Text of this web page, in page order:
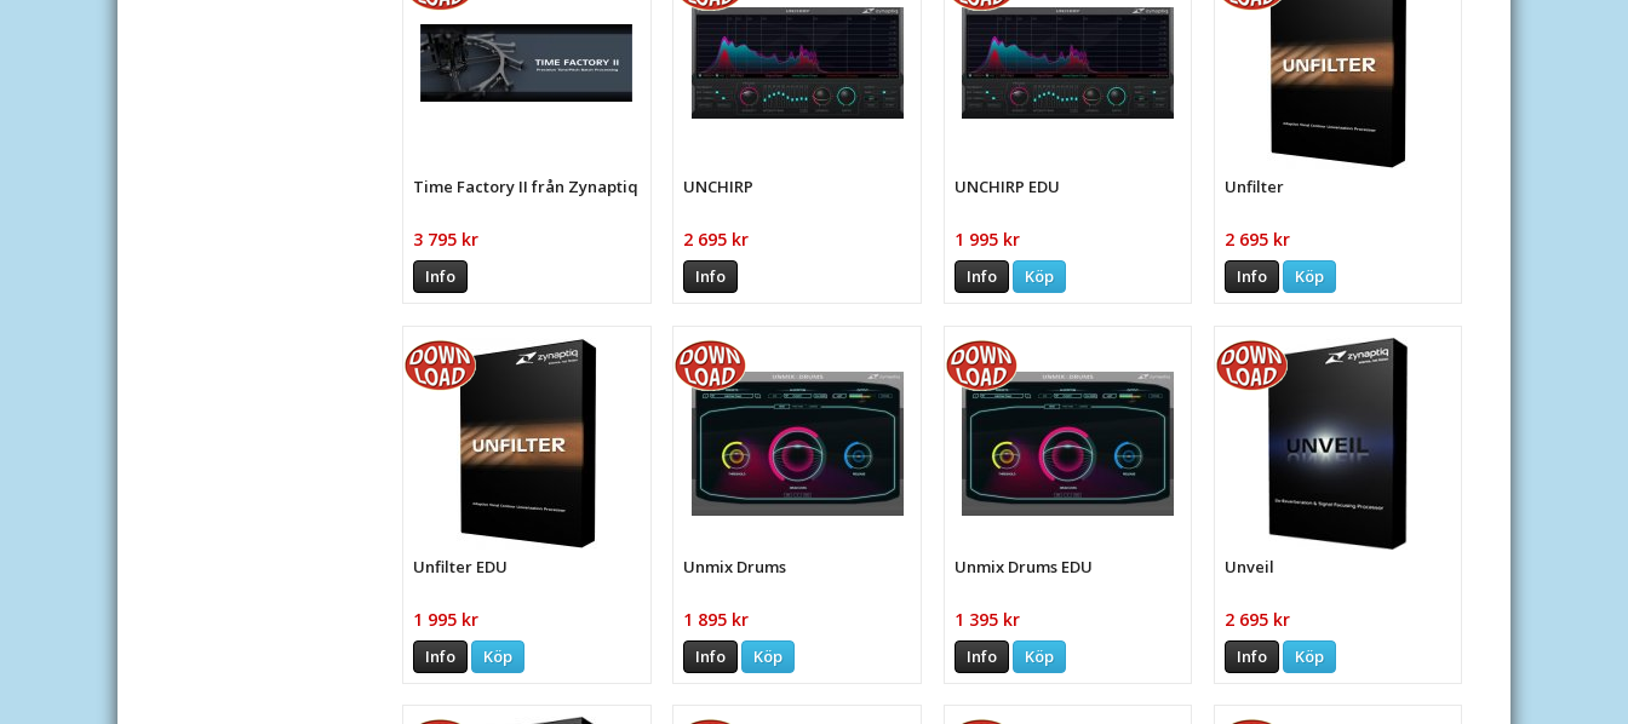
Time Factory II från Zynaptiq
3 795 kr
Info
UNCHIRP
2 695 kr
Info
UNCHIRP EDU
1 995 kr
Info Köp
Unfilter
2 695 kr
Info Köp
Unfilter EDU
1 995 kr
Info Köp
Unmix Drums
1 895 kr
Info Köp
Unmix Drums EDU
1 395 kr
Info Köp
Unveil
2 695 kr
Info Köp